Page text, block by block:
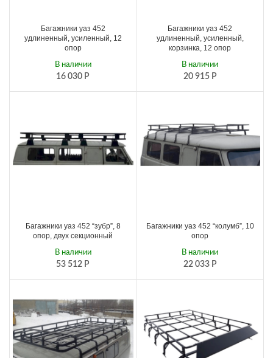
Багажники уаз 452
удлиненный, усиленный, 12
опор
16 030 Р
В наличии
Багажники уаз 452
удлиненный, усиленный,
корзинка, 12 опор
20 915 Р
В наличии
Багажники уаз 452 “зубр”, 8
опор, двух секционный
53 512 Р
В наличии
Багажники уаз 452 “колумб”, 10
опор
22 033 Р
В наличии